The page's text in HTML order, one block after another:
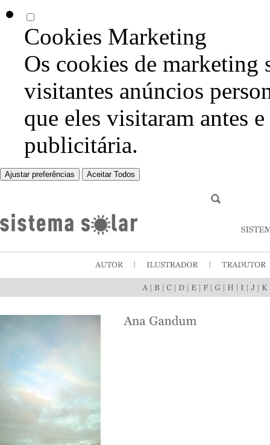
Cookies Marketing
Os cookies de marketing
visitantes anúncios
que eles visitaram antes
publicitária.
Ajustar preferências Aceitar Todos